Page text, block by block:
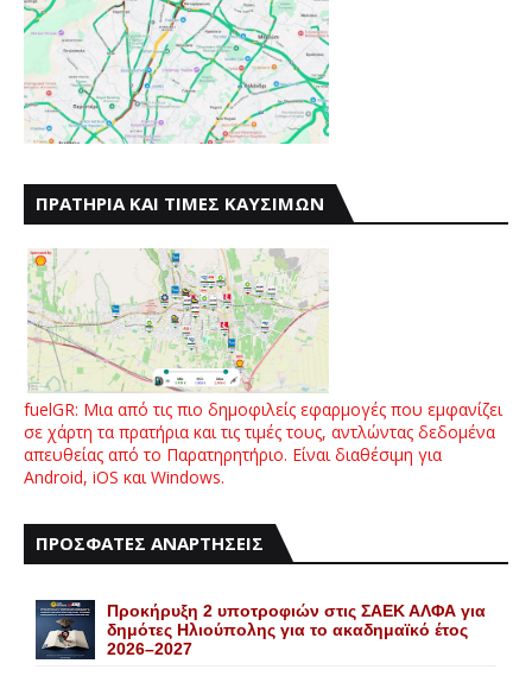
ΠΡΑΤΗΡΙΑ ΚΑΙ ΤΙΜΕΣ ΚΑΥΣΙΜΩΝ
fuelGR: Μια από τις πιο δημοφιλείς εφαρμογές που εμφανίζει
σε χάρτη τα πρατήρια και τις τιμές τους, αντλώντας δεδομένα
απευθείας από το Παρατηρητήριο. Είναι διαθέσιμη για
Android, iOS και Windows.
ΠΡΟΣΦΑΤΕΣ ΑΝΑΡΤΗΣΕΙΣ
Προκήρυξη 2 υποτροφιών στις ΣΑΕΚ ΑΛΦΑ για
δημότες Ηλιούπολης για το ακαδημαϊκό έτος
2026–2027